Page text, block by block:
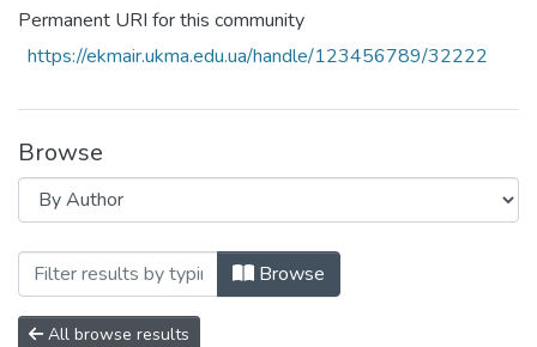
Permanent URI for this community
https://ekmair.ukma.edu.ua/handle/123456789/32222
Browse
Browsing Дні науки Національного
Browse
All browse results